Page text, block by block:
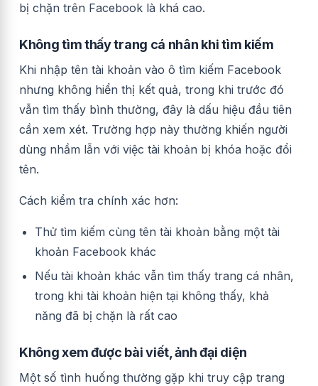
bị chặn trên Facebook là khá cao.
Không tìm thấy trang cá nhân khi tìm kiếm
Khi nhập tên tài khoản vào ô tìm kiếm Facebook
nhưng không hiển thị kết quả, trong khi trước đó
vẫn tìm thấy bình thường, đây là dấu hiệu đầu tiên
cần xem xét. Trường hợp này thường khiến người
dùng nhầm lẫn với việc tài khoản bị khóa hoặc đổi
tên.
Cách kiểm tra chính xác hơn:
Thử tìm kiếm cùng tên tài khoản bằng một tài
khoản Facebook khác
Nếu tài khoản khác vẫn tìm thấy trang cá nhân,
trong khi tài khoản hiện tại không thấy, khả
năng đã bị chặn là rất cao
Không xem được bài viết, ảnh đại diện
Một số tình huống thường gặp khi truy cập trang